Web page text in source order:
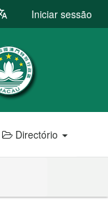
Iniciar sessão
Directório